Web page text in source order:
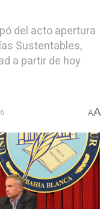
del acto apertura
Sustentables,
a partir de hoy
AA